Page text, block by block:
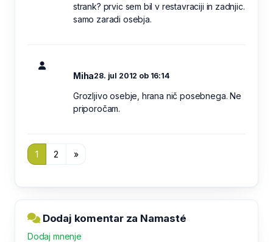
strank? prvic sem bil v restavraciji in zadnjic.
samo zaradi osebja.
Miha28. jul 2012 ob 16:14
Grozljivo osebje, hrana nič posebnega. Ne
priporočam.
1 2 »
Dodaj komentar za Namasté
Dodaj mnenje